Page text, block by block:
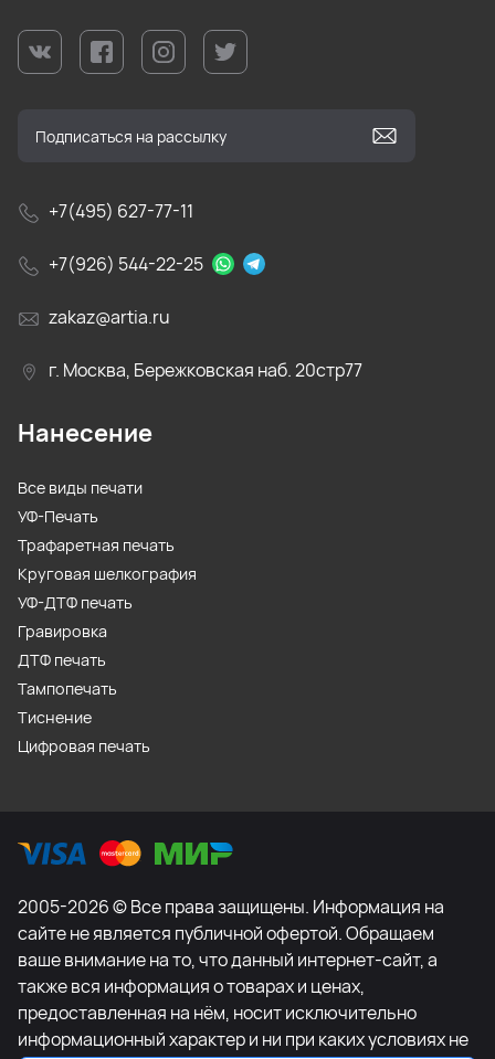
+7(495) 627-77-11
+7(926) 544-22-25
zakaz@artia.ru
г. Москва, Бережковская наб. 20стр77
Нанесение
Все виды печати
УФ-Печать
Трафаретная печать
Круговая шелкография
УФ-ДТФ печать
Гравировка
ДТФ печать
Тампопечать
Тиснение
Цифровая печать
2005-2026 © Все права защищены. Информация на
сайте не является публичной офертой. Обращаем
ваше внимание на то, что данный интернет-сайт, а
также вся информация о товарах и ценах,
предоставленная на нём, носит исключительно
информационный характер и ни при каких условиях не